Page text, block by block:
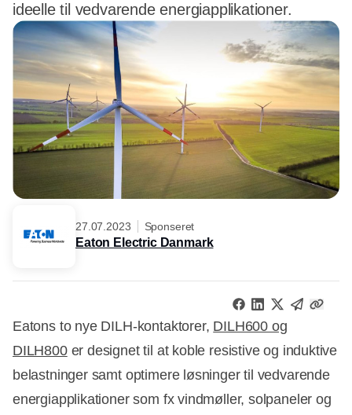
ideelle til vedvarende energiapplikationer.
27.07.2023 Sponseret
Eaton Electric Danmark
Eatons to nye DILH-kontaktorer, DILH600 og
DILH800er designet til at koble resistive og induktive
belastninger samt optimere løsninger til vedvarende
energiapplikationer som fx vindmøller, solpaneler og